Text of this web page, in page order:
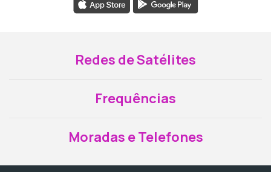
Redes de Satélites
Frequências
Moradas e Telefones